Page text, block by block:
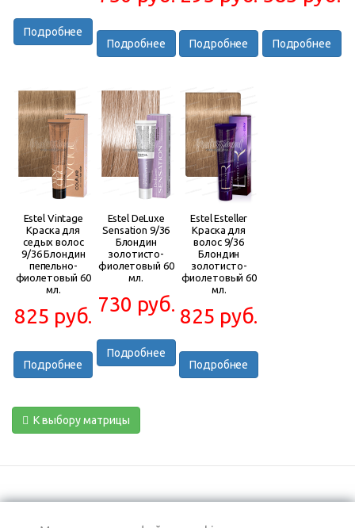
Подробнее
Подробнее Подробнее Подробнее
Estel Vintage
Краска для
седых волос
9/36 Блондин
пепельно-
фиолетовый 60
мл.
825 руб.
Подробнее
Estel DeLuxe
Sensation 9/36
Блондин
золотисто-
фиолетовый 60
мл.
730 руб.
Подробнее
Estel Esteller
Краска для
волос 9/36
Блондин
золотисто-
фиолетовый 60
мл.
825 руб.
Подробнее
К выбору матрицы